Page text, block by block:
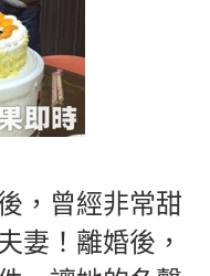
，曾經非常甜
妻！離婚後，